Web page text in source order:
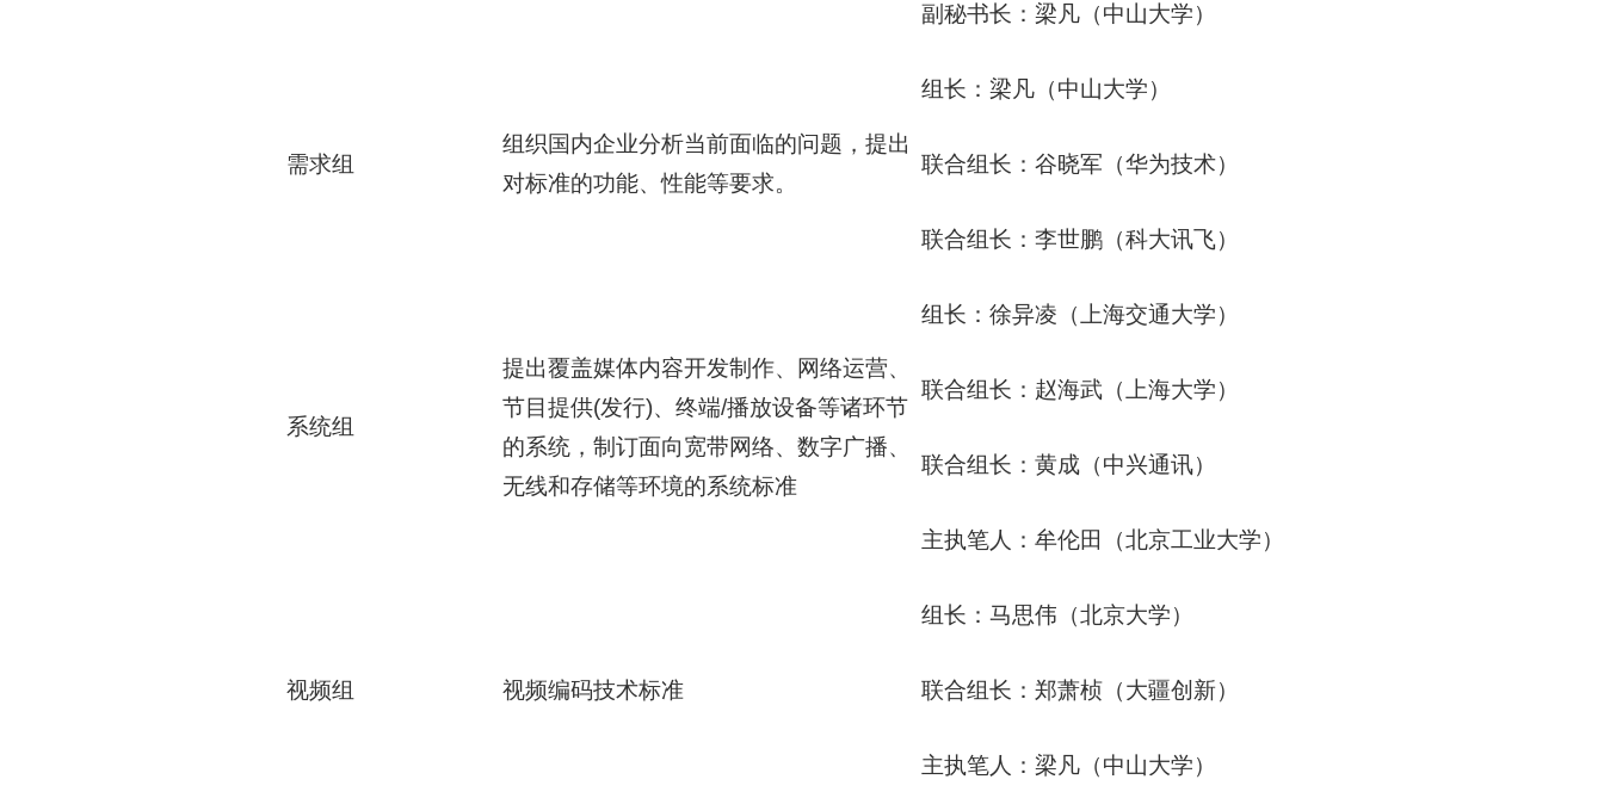
副秘书长：梁凡（中山大学）
需求组
组织国内企业分析当前面临的问题，提出
对标准的功能、性能等要求。
组长：梁凡（中山大学）
联合组长：谷晓军（华为技术）
联合组长：李世鹏（科大讯飞）
系统组
提出覆盖媒体内容开发制作、网络运营、
节目提供(发行)、终端/播放设备等诸环节
的系统，制订面向宽带网络、数字广播、
无线和存储等环境的系统标准
组长：徐异凌（上海交通大学）
联合组长：赵海武（上海大学）
联合组长：黄成（中兴通讯）
主执笔人：牟伦田（北京工业大学）
视频组 视频编码技术标准
组长：马思伟（北京大学）
联合组长：郑萧桢（大疆创新）
主执笔人：梁凡（中山大学）